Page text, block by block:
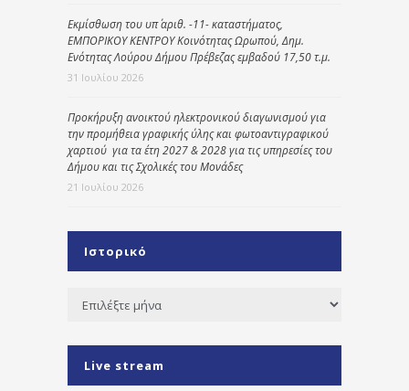
Εκμίσθωση του υπ΄ αριθ. -11- καταστήματος,
ΕΜΠΟΡΙΚΟΥ ΚΕΝΤΡΟΥ Κοινότητας Ωρωπού, Δημ.
Ενότητας Λούρου Δήμου Πρέβεζας εμβαδού 17,50 τ.μ.
31 Ιουλίου 2026
Προκήρυξη ανοικτού ηλεκτρονικού διαγωνισμού για
την προμήθεια γραφικής ύλης και φωτοαντιγραφικού
χαρτιού για τα έτη 2027 & 2028 για τις υπηρεσίες του
Δήμου και τις Σχολικές του Μονάδες
21 Ιουλίου 2026
Ιστορικό
Ιστορικό
Live stream